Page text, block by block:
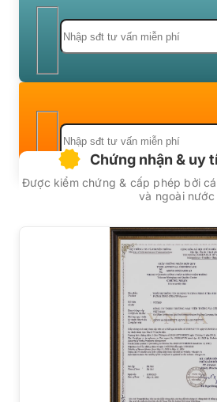
Chứng nhận & uy
Được kiểm chứng & cấp phép bởi
và ngoài nước